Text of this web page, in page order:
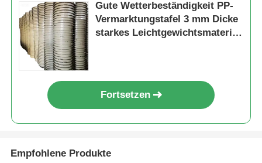
Gute Wetterbeständigkeit PP-
Vermarktungstafel 3 mm Dicke
starkes Leichtgewichtsmaterial
Fortsetzen
Empfohlene Produkte